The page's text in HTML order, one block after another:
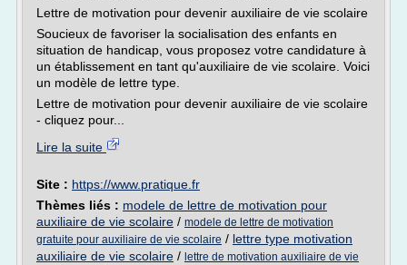
Lettre de motivation pour devenir auxiliaire de vie scolaire
Soucieux de favoriser la socialisation des enfants en
situation de handicap, vous proposez votre candidature à
un établissement en tant qu'auxiliaire de vie scolaire. Voici
un modèle de lettre type.
Lettre de motivation pour devenir auxiliaire de vie scolaire
- cliquez pour...
Lire la suite
Site : https://www.pratique.fr
Thèmes liés : modele de lettre de motivation pour
auxiliaire de vie scolaire / modele de lettre de motivation
gratuite pour auxiliaire de vie scolaire / lettre type motivation
auxiliaire de vie scolaire / lettre de motivation auxiliaire de vie